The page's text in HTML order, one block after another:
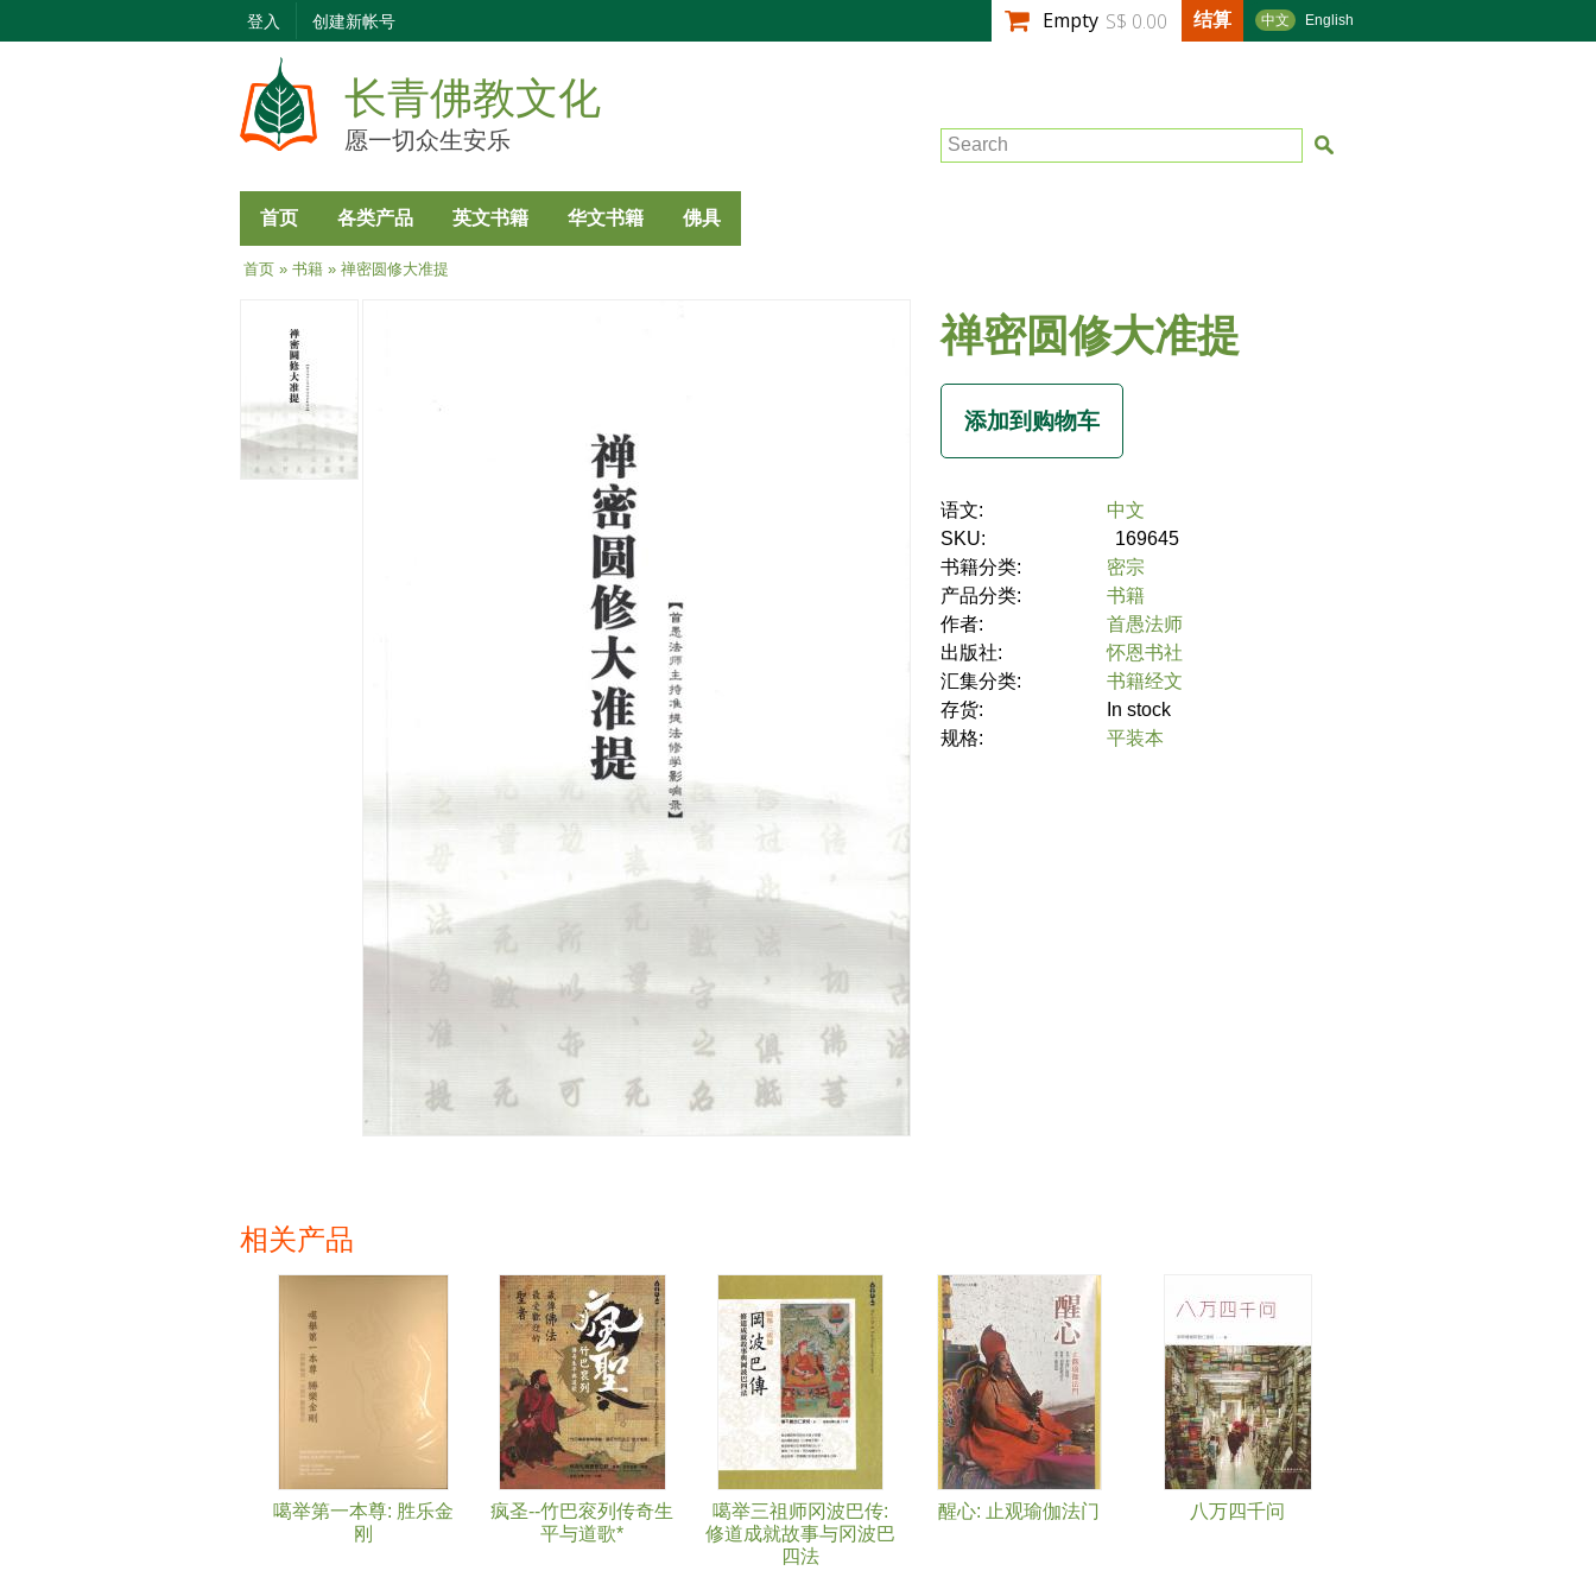
转
登入 创建新帐号 中文 English
Empty S$ 0.00 结算
长青佛教文化
愿一切众生安乐 Search
首页 各类产品 英文书籍 华文书籍 佛具
当前位置
首页» 书籍» 禅密圆修大准提
禅密圆修大准提
语文:
中文
SKU:
169645
书籍分类:
密宗
产品分类:
书籍
作者:
首愚法师
出版社:
怀恩书社
汇集分类:
书籍经文
存货:
In stock
规格:
平装本
相关产品
噶举第一本尊: 胜乐金
刚
疯圣--竹巴衮列传奇生
平与道歌*
噶举三祖师冈波巴传:
修道成就故事与冈波巴
四法
醒心: 止观瑜伽法门 八万四千问